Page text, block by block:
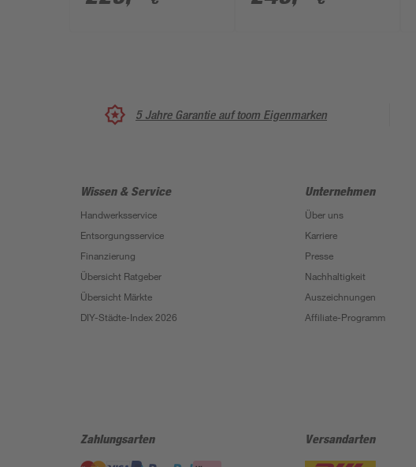
5 Jahre Garantie auf toom Eigenmarken
Wissen & Service
Handwerksservice
Entsorgungsservice
Finanzierung
Übersicht Ratgeber
Übersicht Märkte
DIY-Städte-Index 2026
Unternehmen
Über uns
Karriere
Presse
Nachhaltigkeit
Auszeichnungen
Affiliate-Programm
Zahlungsarten Versandarten